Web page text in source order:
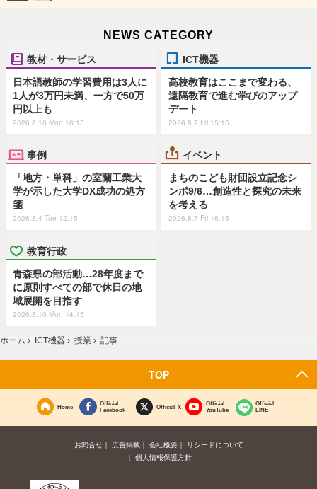
NEWS CATEGORY
教材・サービス
日本語教師の学習費用は3人に
1人が3万円未満、一方で50万
円以上も
2026.8.10 Mon 16:15
ICT機器
高校教育はここまで変わる、
遠隔教育で進む学びのアップ
デート
2026.8.7 Fri 15:15
事例
「地方・単科」の室蘭工業大
学が示した大学DX成功の処方
箋
2026.8.4 Tue 12:15
イベント
まちのこども財団設立記念シ
ンポ9/6…創造性と探究の未来
を考える
2026.8.7 Fri 16:15
教育行政
青森県の部活動…28年度まで
に原則すべての部で休日の地
域展開を目指す
2026.8.10 Mon 14:15
ホーム › ICT機器 › 授業 › 記事
TOP
Home
Official
Facebook
Official X
Official
YouTube
Official
LINE
お問合せ 広告掲載 会社概要
リシードについて
個人情報保護方針